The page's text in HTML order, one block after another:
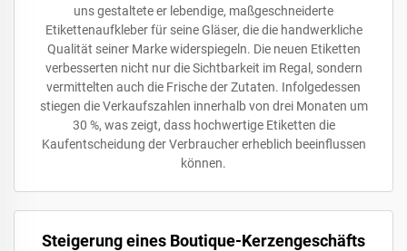
uns gestaltete er lebendige, maßgeschneiderte
Etikettenaufkleber für seine Gläser, die die handwerkliche
Qualität seiner Marke widerspiegeln. Die neuen Etiketten
verbesserten nicht nur die Sichtbarkeit im Regal, sondern
vermittelten auch die Frische der Zutaten. Infolgedessen
stiegen die Verkaufszahlen innerhalb von drei Monaten um
30 %, was zeigt, dass hochwertige Etiketten die
Kaufentscheidung der Verbraucher erheblich beeinflussen
können.
Steigerung eines Boutique-Kerzengeschäfts